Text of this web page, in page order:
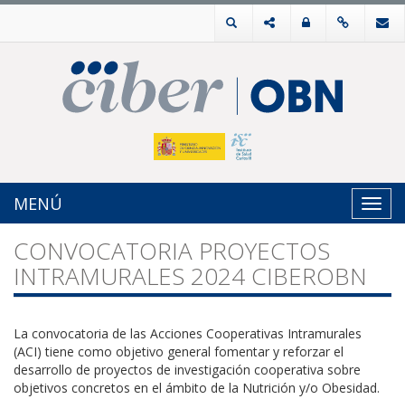
MENÚ
CONVOCATORIA PROYECTOS
INTRAMURALES 2024 CIBEROBN
La convocatoria de las Acciones Cooperativas Intramurales
(ACI) tiene como objetivo general fomentar y reforzar el
desarrollo de proyectos de investigación cooperativa sobre
objetivos concretos en el ámbito de la Nutrición y/o Obesidad.